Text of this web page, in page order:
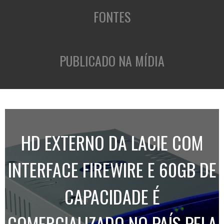
FONTES
PUBLICADO NA MÍDIA
HD EXTERNO DA LACIE COM
INTERFACE FIREWIRE E 60GB DE
CAPACIDADE É